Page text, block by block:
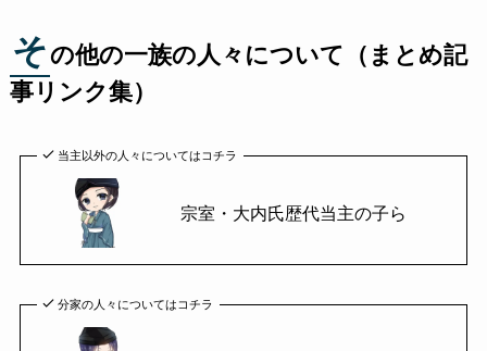
その他の一族の人々について（まとめ記
事リンク集）
当主以外の人々についてはコチラ
宗室・大内氏歴代当主の子ら
分家の人々についてはコチラ